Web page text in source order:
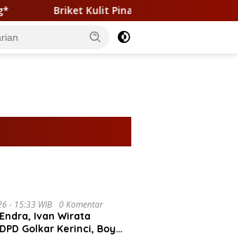
Pinang: Transformasi Limbah Pertanian
- 15:33 WIB 0 Komentar
Ivan Wirata
Golkar Kerinci, Boy